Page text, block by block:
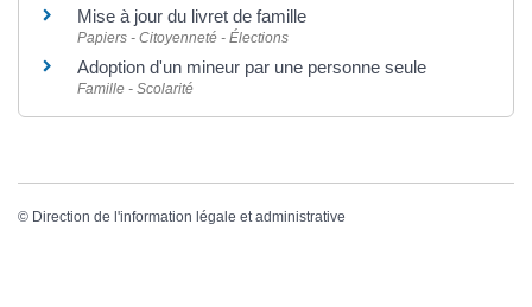
Mise à jour du livret de famille
Papiers - Citoyenneté - Élections
Adoption d'un mineur par une personne seule
Famille - Scolarité
© Direction de l'information légale et administrative